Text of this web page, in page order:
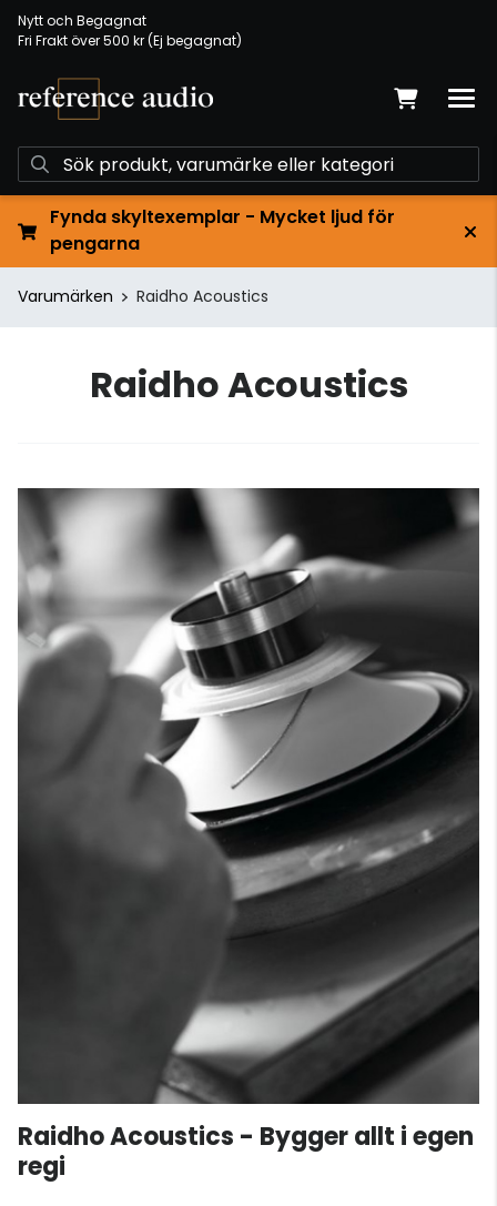
Nytt och Begagnat
Fri Frakt över 500 kr (Ej begagnat)
Fynda skyltexemplar - Mycket ljud för
pengarna
Varumärken Raidho Acoustics
Raidho Acoustics
Raidho Acoustics - Bygger allt i egen
regi